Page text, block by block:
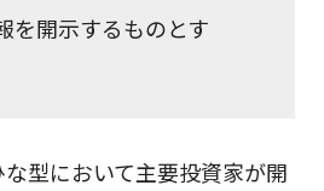
を開示するものとす
型において主要投資家が開